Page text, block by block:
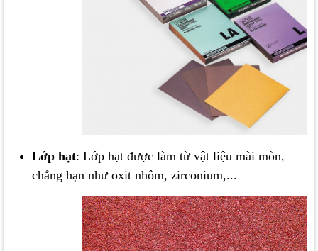
Lớp hạt: Lớp hạt được làm từ vật liệu mài mòn,
chẳng hạn như oxit nhôm, zirconium,...